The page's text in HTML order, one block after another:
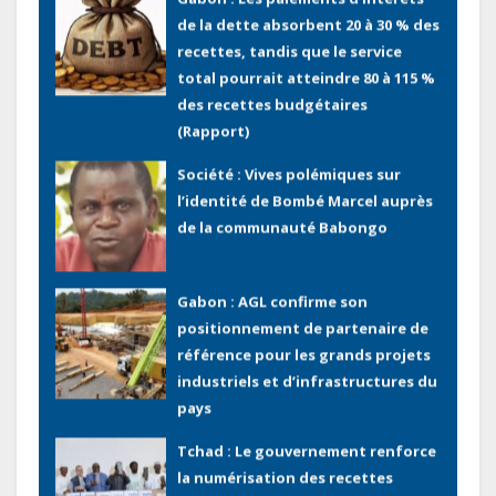
de la dette absorbent 20 à 30 % des
recettes, tandis que le service
total pourrait atteindre 80 à 115 %
des recettes budgétaires
(Rapport)
Société : Vives polémiques sur
l’identité de Bombé Marcel auprès
de la communauté Babongo
Gabon : AGL confirme son
positionnement de partenaire de
référence pour les grands projets
industriels et d’infrastructures du
pays
Tchad : Le gouvernement renforce
la numérisation des recettes